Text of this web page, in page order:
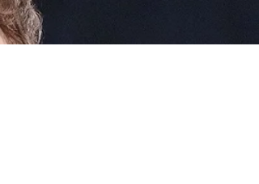
日チケット前売りは完売 ２５日公演分当日券は立
見チケットでの販売です。...